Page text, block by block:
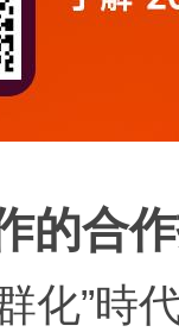
的合
化”時